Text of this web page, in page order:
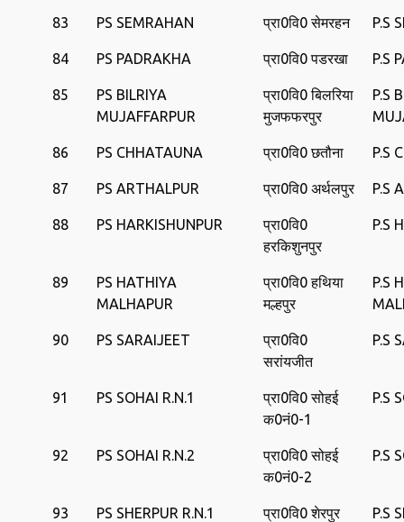
83 PS SEMRAHAN प्रा0वि0 सेमरहन P.S
84 PS PADRAKHA प्रा0वि0 पडरखा P.S
85
PS BILRIYA
MUJAFFARPUR
प्रा0वि0 बिलरिया
मुजफफरपुर
P.S
86 PS CHHATAUNA प्रा0वि0 छतौना P.S
87 PS ARTHALPUR प्रा0वि0 अर्थलपुर P.S
88 PS HARKISHUNPUR
प्रा0वि0
हरकिशुनपुर
P.S
89
PS HATHIYA
MALHAPUR
प्रा0वि0 हथिया
मल्हपुर
P.S
90 PS SARAIJEET
प्रा0वि0
सरांयजीत
P.S
91 PS SOHAI R.N.1
प्रा0वि0 सोहई
क0नं0-1
P.S
92 PS SOHAI R.N.2
प्रा0वि0 सोहई
क0नं0-2
P.S
93 PS SHERPUR R.N.1
प्रा0वि0 शेरपुर
P.S